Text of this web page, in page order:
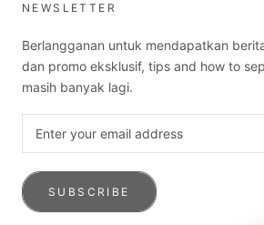
NEWSLETTER
Berlangganan untuk mendapatkan
dan promo eksklusif, tips and how to
masih banyak lagi.
SUBSCRIBE